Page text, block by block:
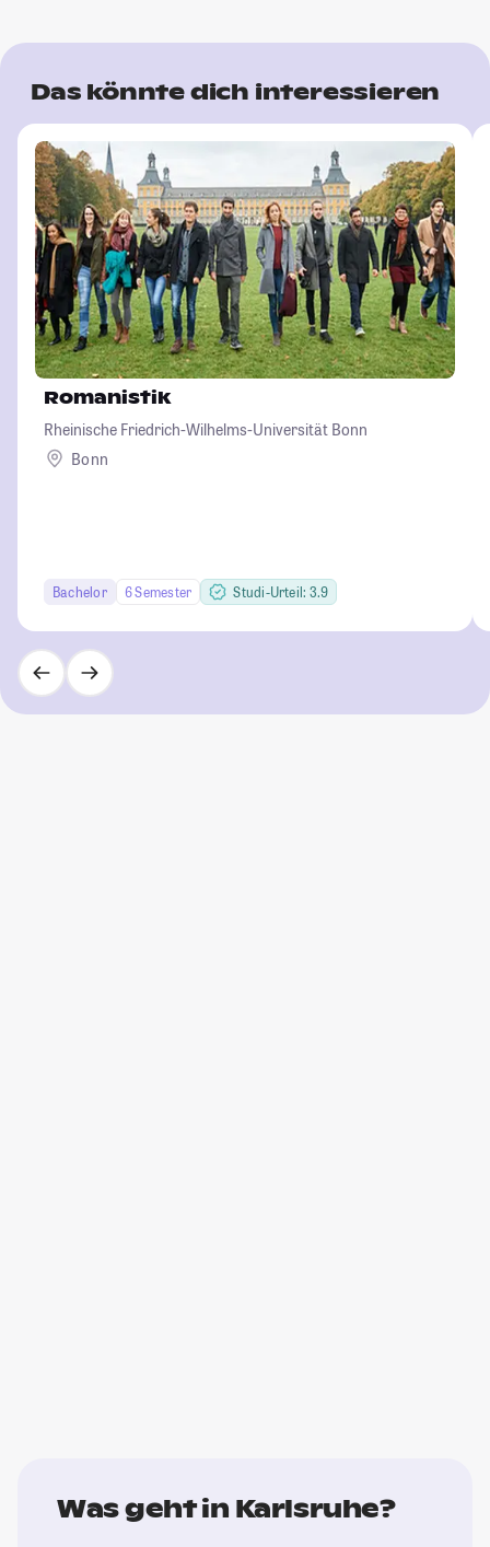
Das könnte dich interessieren
Romanistik
Rheinische Friedrich-Wilhelms-Universität Bonn
Bonn
Bachelor 6 Semester Studi-Urteil: 3.9
Was geht in Karlsruhe?